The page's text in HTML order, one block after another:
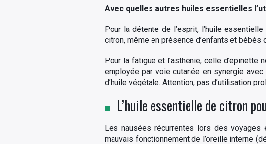
Avec quelles autres huiles essentielles
Pour la détente de l’esprit, l’huile
citron, même en présence d’enfants et bébés
Pour la fatigue et l’asthénie, celle
employée par voie cutanée en synergie
d’huile végétale. Attention, pas d’utilisation
L’huile essentielle de citron
Les nausées récurrentes lors des
mauvais fonctionnement de l’oreille interne